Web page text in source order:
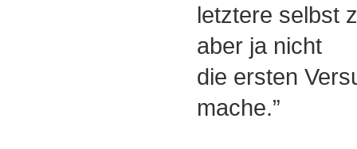
letztere selbst
aber ja nicht
die ersten
mache.”